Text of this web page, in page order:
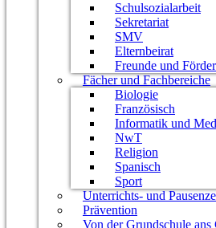
Schulsozialarbeit
Sekretariat
SMV
Elternbeirat
Freunde und
Fächer und Fachbereiche
Biologie
Französisch
Informatik und
NwT
Religion
Spanisch
Sport
Unterrichts- und
Prävention
Von der Grundschule ans
Ungarn 2023